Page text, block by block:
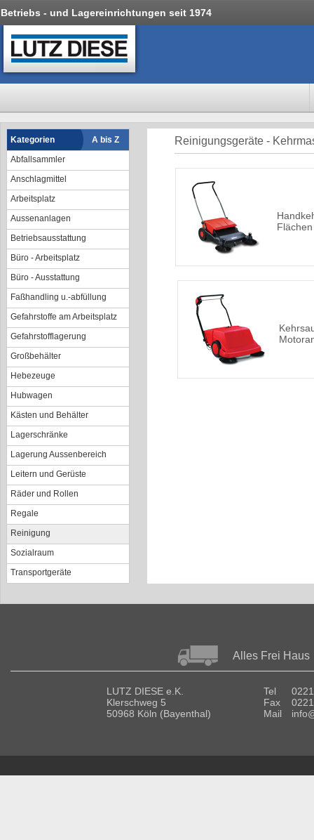
Betriebs - und Lagereinrichtungen seit 1974
Kategorien
A bis Z
Abfallsammler
Anschlagmittel
Arbeitsplatz
Aussenanlagen
Betriebsausstattung
Büro - Arbeitsplatz
Büro - Ausstattung
Faßhandling u.-abfüllung
Gefahrstoffe am Arbeitsplatz
Gefahrstofflagerung
Großbehälter
Hebezeuge
Hubwagen
Kästen und Behälter
Lagerschränke
Lagerung Aussenbereich
Leitern und Gerüste
Räder und Rollen
Regale
Reinigung
Sozialraum
Transportgeräte
Reinigungsgeräte -
Alles Frei Haus
LUTZ DIESE e.K.
Klerschweg 5
50968 Köln (Bayenthal)
Tel
Fax
Mail